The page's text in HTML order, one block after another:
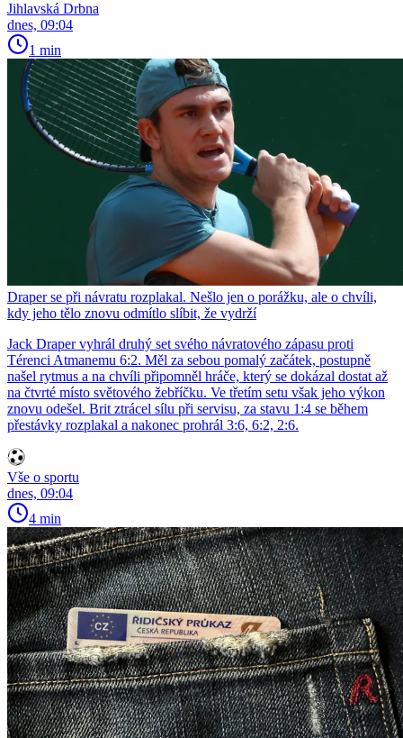
Jihlavská Drbna
dnes, 09:04
1 min
Draper se při návratu rozplakal. Nešlo jen o porážku, ale o chvíli,
kdy jeho tělo znovu odmítlo slíbit, že vydrží
Jack Draper vyhrál druhý set svého návratového zápasu proti
Térenci Atmanemu 6:2. Měl za sebou pomalý začátek, postupně
našel rytmus a na chvíli připomněl hráče, který se dokázal dostat až
na čtvrté místo světového žebříčku. Ve třetím setu však jeho výkon
znovu odešel. Brit ztrácel sílu při servisu, za stavu 1:4 se během
přestávky rozplakal a nakonec prohrál 3:6, 6:2, 2:6.
Vše o sportu
dnes, 09:04
4 min